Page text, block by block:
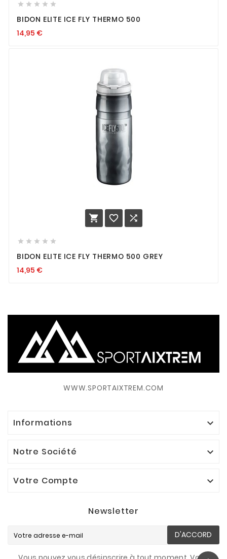
    
BIDON ELITE ICE FLY THERMO 500
14,95 €
  
    
BIDON ELITE ICE FLY THERMO 500 GREY
14,95 €
WWW.SPORTAIXTREM.COM
Informations 
Notre Société 
Votre Compte 
Newsletter
D'ACCORD